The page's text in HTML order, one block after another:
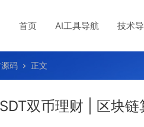
首页 AI工具导航 技术
码 正文
双币理财 | 区块